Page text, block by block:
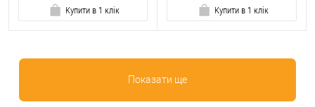
Купити в 1 клік Купити в 1 клік
Показати ще